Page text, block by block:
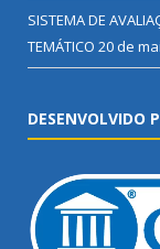
SISTEMA DE
TEMÁTICO 20 de
DESENVOLVIDO